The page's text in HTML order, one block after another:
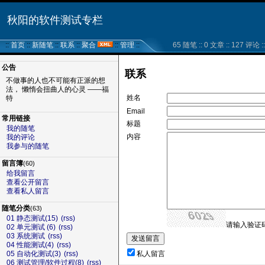
秋阳的软件测试专栏
:: 首页 :: 新随笔 :: 联系 :: 聚合 :: 管理 :: 65 随笔 :: 0 文章 :: 127 评论
公告
不做事的人也不可能有正派的想
法， 懒惰会扭曲人的心灵 ——福
特
常用链接
我的随笔
我的评论
我参与的随笔
留言簿(60)
给我留言
查看公开留言
查看私人留言
随笔分类(63)
01 静态测试(15) (rss)
02 单元测试 (6) (rss)
03 系统测试 (rss)
04 性能测试(4) (rss)
05 自动化测试(3) (rss)
06 测试管理/软件过程(8) (rss)
联系
姓名
Email
标题
内容
请输入验证
私人留言